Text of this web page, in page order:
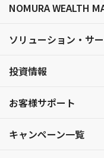
NOMURA WEALTH
ソリューション・サ
投資情報
お客様サポート
キャンペーン一覧